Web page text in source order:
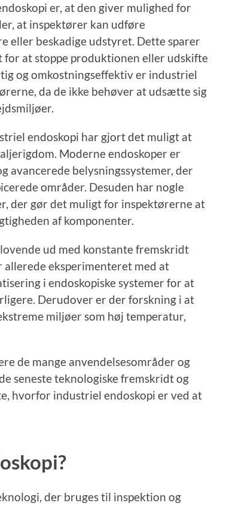
er, at den giver mulighed for
at inspektører kan udføre
eller beskadige udstyret. Dette sparer
for at stoppe produktionen eller udskifte
og omkostningseffektiv er industriel
da de ikke behøver at udsætte sig
endoskopi har gjort det muligt at
Moderne endoskoper er
avancerede belysningssystemer, der
områder. Desuden har nogle
der gør det muligt for inspektørerne at
af ​​komponenter.
ud med konstante fremskridt
eksperimenteret med at
i endoskopiske systemer for at
Derudover er der forskning i at
miljøer som høj temperatur,
de mange anvendelsesområder og
seneste teknologiske fremskridt og
hvorfor industriel endoskopi er ved at
der bruges til inspektion og